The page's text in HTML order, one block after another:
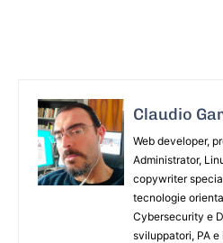
Claudio
Web developer,
Administrator,
copywriter
tecnologie
Cybersecurity e
sviluppatori, PA e